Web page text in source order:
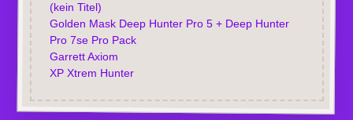
(kein Titel)
Golden Mask Deep Hunter Pro 5 + Deep Hunter
Pro 7se Pro Pack
Garrett Axiom
XP Xtrem Hunter